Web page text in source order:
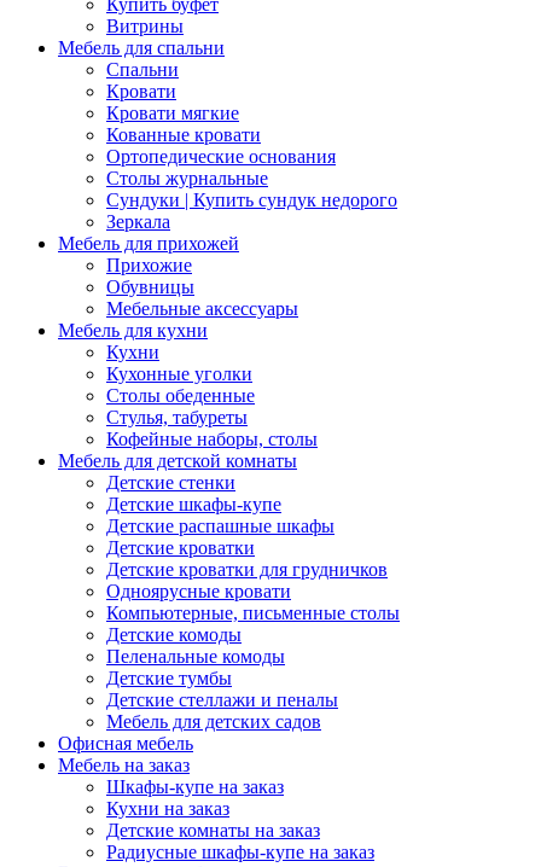
Купить буфет
Витрины
Мебель для спальни
Спальни
Кровати
Кровати мягкие
Кованные кровати
Ортопедические основания
Столы журнальные
Сундуки | Купить сундук недорого
Зеркала
Мебель для прихожей
Прихожие
Обувницы
Мебельные аксессуары
Мебель для кухни
Кухни
Кухонные уголки
Столы обеденные
Стулья, табуреты
Кофейные наборы, столы
Мебель для детской комнаты
Детские стенки
Детские шкафы-купе
Детские распашные шкафы
Детские кроватки
Детские кроватки для грудничков
Одноярусные кровати
Компьютерные, письменные столы
Детские комоды
Пеленальные комоды
Детские тумбы
Детские стеллажи и пеналы
Мебель для детских садов
Офисная мебель
Мебель на заказ
Шкафы-купе на заказ
Кухни на заказ
Детские комнаты на заказ
Радиусные шкафы-купе на заказ